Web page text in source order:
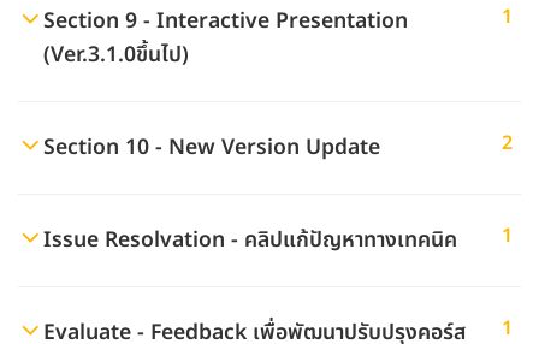
Section 9 - Interactive Presentation
(Ver.3.1.0ขึ้นไป)
1
Section 10 - New Version Update 2
Issue Resolvation - คลิปแก้ปัญหาทางเทคนิค 1
Evaluate - Feedback เพื่อพัฒนาปรับปรุงคอร์ส 1